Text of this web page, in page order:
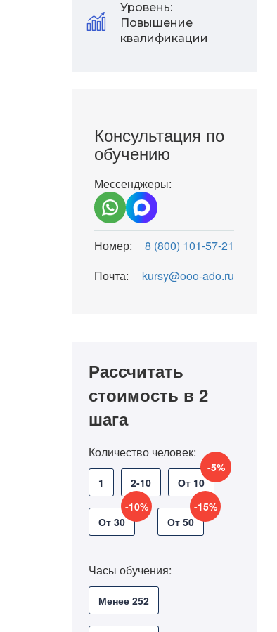
Уровень:
Повышение
квалификации
Консультация по
обучению
Мессенджеры:
Номер:
8 (800) 101-57-21
Почта:
kursy@ooo-ado.ru
Рассчитать
стоимость в 2
шага
Количество человек:
1 2-10 От 10
-5%
От 30
-10%
От 50
-15%
Часы обучения:
Менее 252